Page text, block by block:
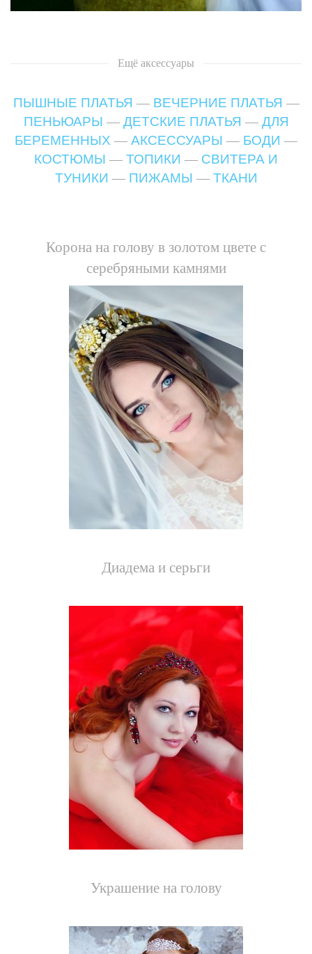
Ещё аксессуары
ПЫШНЫЕ ПЛАТЬЯ — ВЕЧЕРНИЕ ПЛАТЬЯ —
ПЕНЬЮАРЫ — ДЕТСКИЕ ПЛАТЬЯ — ДЛЯ
БЕРЕМЕННЫХ — АКСЕССУАРЫ — БОДИ —
КОСТЮМЫ — ТОПИКИ — СВИТЕРА И
ТУНИКИ — ПИЖАМЫ — ТКАНИ
Корона на голову в золотом цвете с
серебряными камнями
Диадема и серьги
Украшение на голову